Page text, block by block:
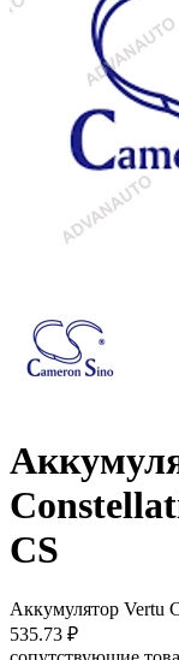
CS
Аккумулятор Vertu
535.73 ₽